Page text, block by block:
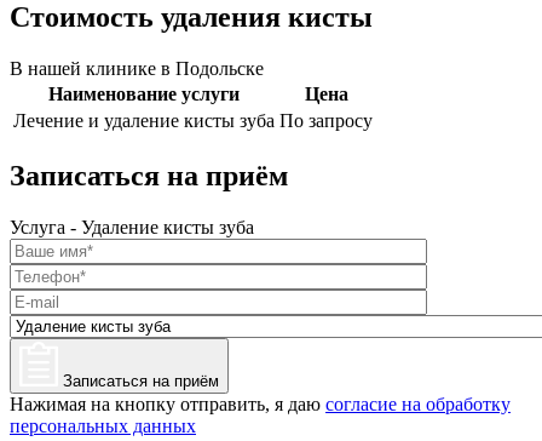
Стоимость удаления кисты
В нашей клинике в Подольске
Наименование услуги
Цена
Лечение и удаление кисты зуба По запросу
Записаться на приём
Услуга - Удаление кисты зуба
Записаться на приём
Нажимая на кнопку отправить, я даю согласие на обработку
персональных данных